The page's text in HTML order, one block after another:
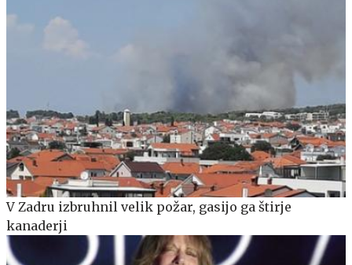
V Zadru izbruhnil velik požar, gasijo ga štirje
kanaderji